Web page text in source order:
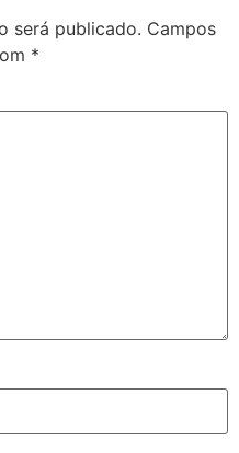
será publicado. Campos
*